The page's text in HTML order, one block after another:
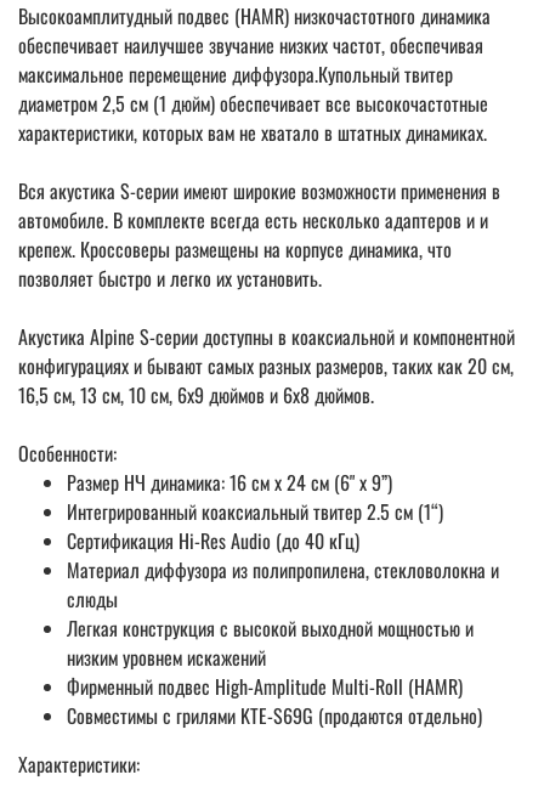
Высокоамплитудный подвес (HAMR) низкочастотного динамика
обеспечивает наилучшее звучание низких частот, обеспечивая
максимальное перемещение диффузора.Купольный твитер
диаметром 2,5 см (1 дюйм) обеспечивает все высокочастотные
характеристики, которых вам не хватало в штатных динамиках.
Вся акустика S-серии имеют широкие возможности применения в
автомобиле. В комплекте всегда есть несколько адаптеров и и
крепеж. Кроссоверы размещены на корпусе динамика, что
позволяет быстро и легко их установить.
Акустика Alpine S-серии доступны в коаксиальной и компонентной
конфигурациях и бывают самых разных размеров, таких как 20 см,
16,5 см, 13 см, 10 см, 6x9 дюймов и 6x8 дюймов.
Особенности:
Размер НЧ динамика: 16 см x 24 см (6" x 9”)
Интегрированный коаксиальный твитер 2.5 см (1“)
Сертификация Hi-Res Audio (до 40 кГц)
Материал диффузора из полипропилена, стекловолокна и
слюды
Легкая конструкция с высокой выходной мощностью и
низким уровнем искажений
Фирменный подвес High-Amplitude Multi-Roll (HAMR)
Совместимы с грилями KTE-S69G (продаются отдельно)
Характеристики: